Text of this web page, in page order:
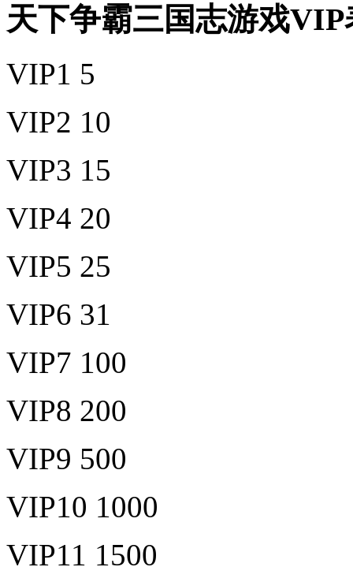
天下争霸三国志游戏VIP
VIP1 5
VIP2 10
VIP3 15
VIP4 20
VIP5 25
VIP6 31
VIP7 100
VIP8 200
VIP9 500
VIP10 1000
VIP11 1500